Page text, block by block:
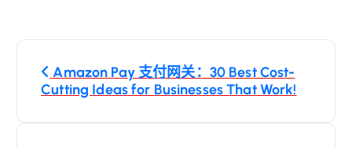
文
章
Amazon Pay 支付网关：30 Best Cost-
Cutting Ideas for Businesses That Work!